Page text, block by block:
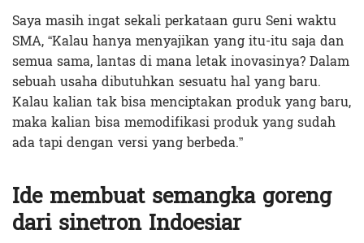
Saya masih ingat sekali perkataan guru Seni waktu
SMA, “Kalau hanya menyajikan yang itu-itu saja dan
semua sama, lantas di mana letak inovasinya? Dalam
sebuah usaha dibutuhkan sesuatu hal yang baru.
Kalau kalian tak bisa menciptakan produk yang baru,
maka kalian bisa memodifikasi produk yang sudah
ada tapi dengan versi yang berbeda.”
Ide membuat semangka goreng
dari sinetron Indoesiar